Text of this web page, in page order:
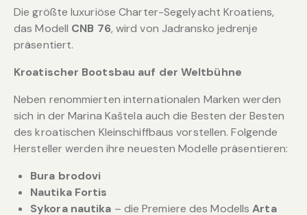
Die größte luxuriöse Charter-Segelyacht Kroatiens,
das Modell CNB 76, wird von Jadransko jedrenje
präsentiert.
Kroatischer Bootsbau auf der Weltbühne
Neben renommierten internationalen Marken werden
sich in der Marina Kaštela auch die Besten der Besten
des kroatischen Kleinschiffbaus vorstellen. Folgende
Hersteller werden ihre neuesten Modelle präsentieren:
Bura brodovi
Nautika Fortis
Sykora nautika – die Premiere des ModellsArta